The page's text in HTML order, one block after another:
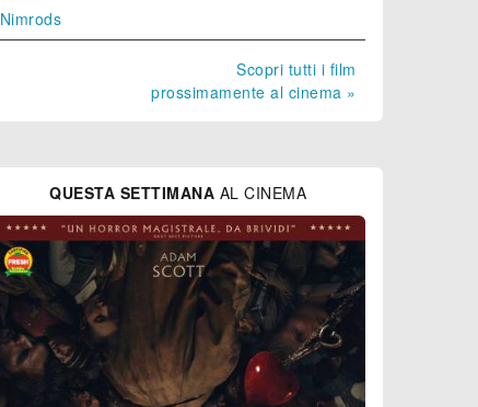
Nimrods
Scopri tutti i film
prossimamente al cinema »
QUESTA SETTIMANA AL CINEMA